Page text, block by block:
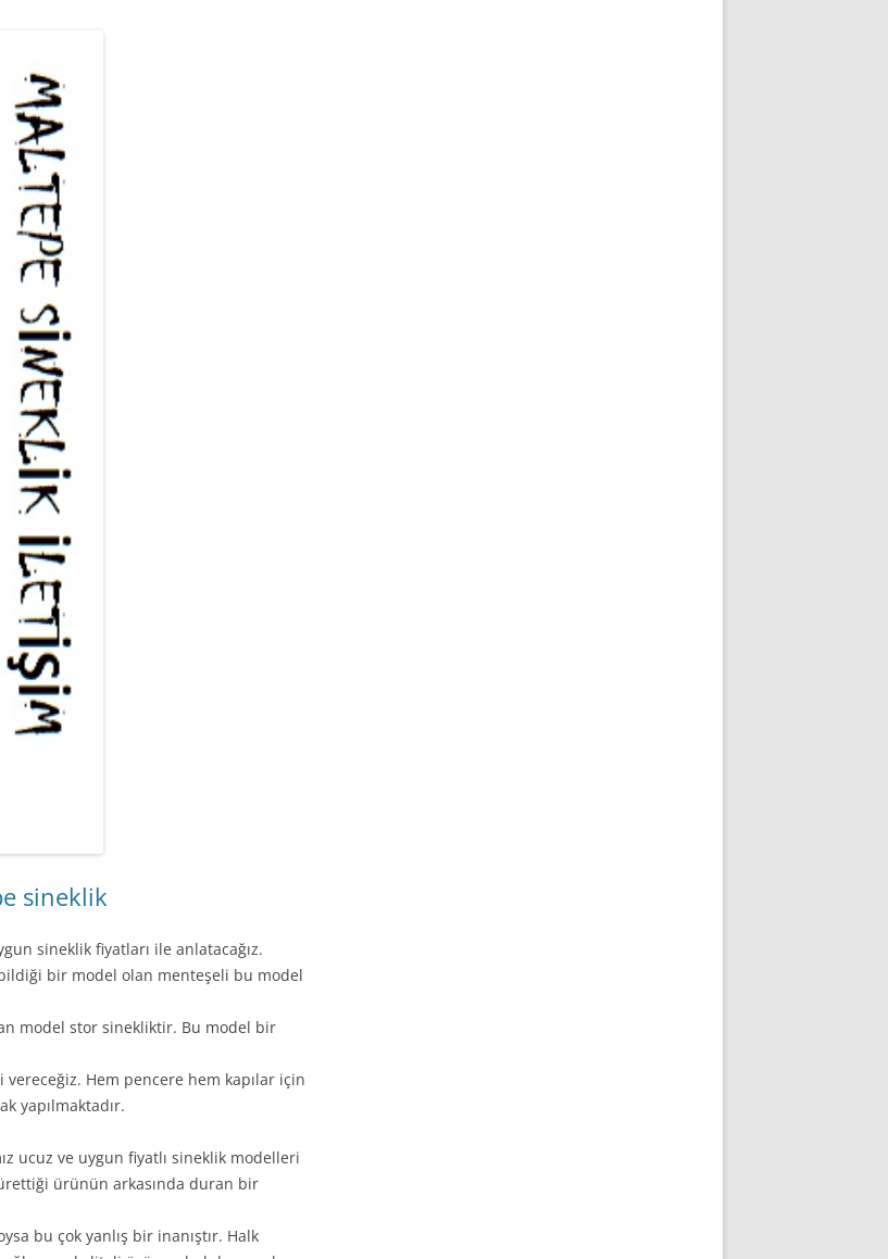
sineklik
sineklik fiyatları ile anlatacağız.
bir model olan menteşeli bu model
model stor sinekliktir. Bu model bir
vereceğiz. Hem pencere hem kapılar için
yapılmaktadır.
ucuz ve uygun fiyatlı sineklik modelleri
ürünün arkasında duran bir
bu çok yanlış bir inanıştır. Halk